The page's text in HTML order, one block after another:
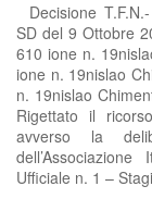
Decisione
SD del 9 Ottobre
610 ione n.
ione n. 19nislao
n. 19nislao
Rigettato il
avverso la
Ufficiale n. 1 –